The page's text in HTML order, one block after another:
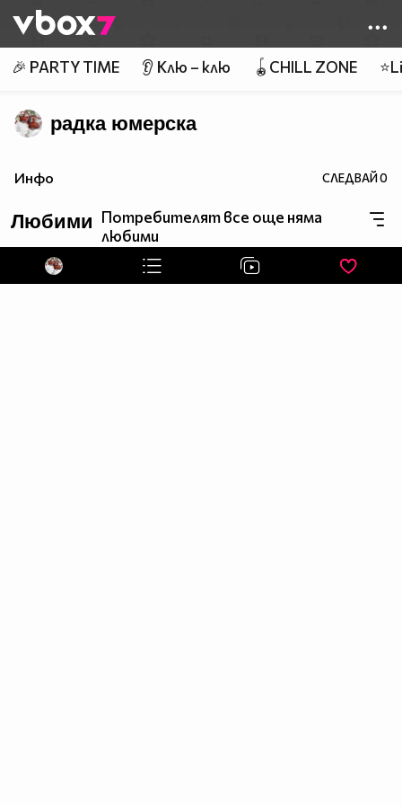
👾
🎉 PARTY TIME 👂 Клю – клю 🪀CHILL ZONE
радка юмерска
Инфо СЛЕДВАЙ0
Любими Потребителят все още няма
любими